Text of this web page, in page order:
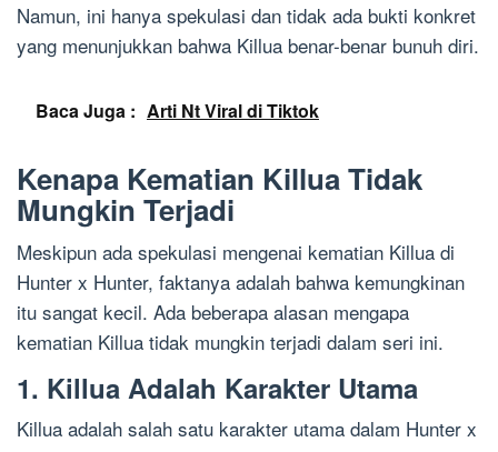
Namun, ini hanya spekulasi dan tidak ada bukti konkret
yang menunjukkan bahwa Killua benar-benar bunuh diri.
Baca Juga : Arti Nt Viral di Tiktok
Kenapa Kematian Killua Tidak
Mungkin Terjadi
Meskipun ada spekulasi mengenai kematian Killua di
Hunter x Hunter, faktanya adalah bahwa kemungkinan
itu sangat kecil. Ada beberapa alasan mengapa
kematian Killua tidak mungkin terjadi dalam seri ini.
1. Killua Adalah Karakter Utama
Killua adalah salah satu karakter utama dalam Hunter x